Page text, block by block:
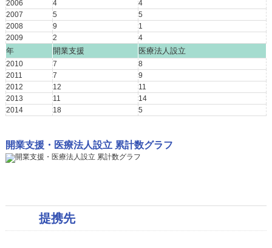
2006
4
4
2007
5
5
2008
9
1
2009
2 4
年 開業支援 医療法人設立
2010 7
8
2011
7
9
2012
12
11
2013
11
14
2014
18 5
開業支援・医療法人設立 累計数グラフ
提携先